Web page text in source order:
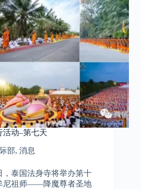
活动–第七天
部, 消息
，泰国法身寺将举办第十
尼祖师——降魔尊者圣地